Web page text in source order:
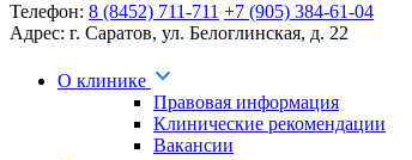
Телефон: 8 (8452) 711-711 +7 (905) 384-61-04
Адрес: г. Саратов, ул. Белоглинская, д. 22
О клинике
Правовая информация
Клинические рекомендации
Вакансии